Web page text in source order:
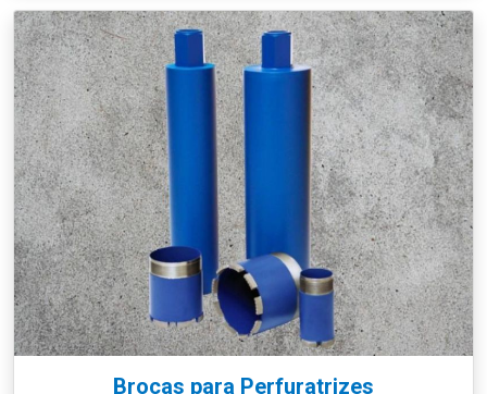
Brocas para Perfuratrizes